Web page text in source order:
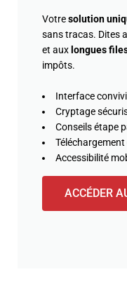
Votresolution
sans tracas. Dites
et aux longues
impôts.
Interface
Cryptage
Conseils étape
Accessibilité
ACCÉDER